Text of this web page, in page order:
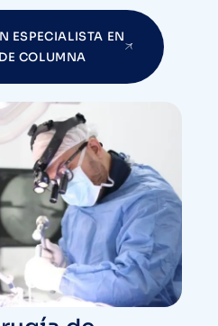
ESPECIALISTA EN
COLUMNA